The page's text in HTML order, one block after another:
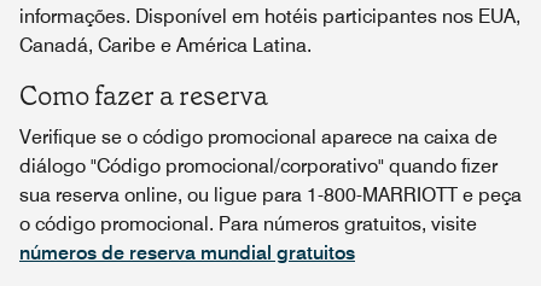
informações. Disponível em hotéis participantes nos EUA,
Canadá, Caribe e América Latina.
Como fazer a reserva
Verifique se o código promocional aparece na caixa de
diálogo "Código promocional/corporativo" quando fizer
sua reserva online, ou ligue para 1-800-MARRIOTT e peça
o código promocional. Para números gratuitos, visite
números de reserva mundial gratuitos